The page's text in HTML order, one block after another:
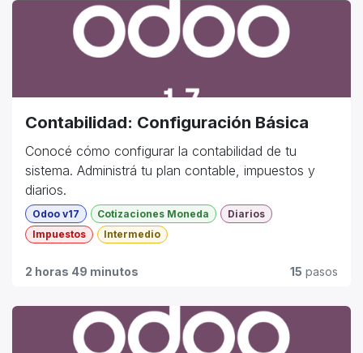
Contabilidad: Configuración Básica
Conocé cómo configurar la contabilidad de tu
sistema. Administrá tu plan contable, impuestos y
diarios.
Odoo v17 Cotizaciones Moneda
Diarios
Impuestos
Intermedio
2 horas 49 minutos 15 pasos